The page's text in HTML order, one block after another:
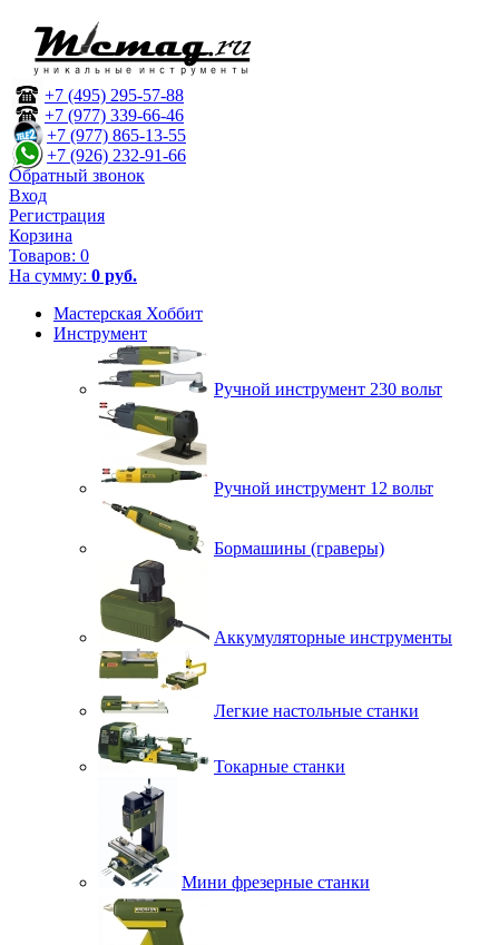
+7 (495) 295-57-88
+7 (977) 339-66-46
+7 (977) 865-13-55
+7 (926) 232-91-66
Обратный звонок
Вход
Регистрация
Корзина
Товаров: 0
На сумму: 0 руб.
Мастерская Хоббит
Инструмент
Ручной инструмент 230 вольт
Ручной инструмент 12 вольт
Бормашины (граверы)
Аккумуляторные инструменты
Легкие настольные станки
Токарные станки
Мини фрезерные станки